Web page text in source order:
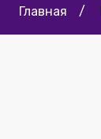
Главная /